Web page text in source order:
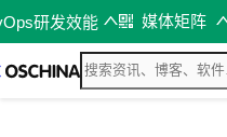
研发效能 媒体矩阵